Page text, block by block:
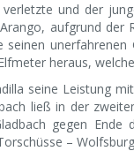
und der
aufgrund
heraus,
seine Leistung
ließ in der
gegen
–